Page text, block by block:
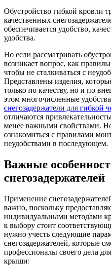
Обустройство гибкой кровли
качественных
обеспечивается удобство,
удобства.
Но если рассматривать
возникает вопрос, как
чтобы не сталкиваться с
Представлены изделия,
только по качеству, но и по
этом многочисленные
снегозадержатели для гибкой
отличаются
менее важными свойствами.
ознакомиться с правилами
неудобствами в последующем.
Важные
снегозадержателей
Применение
важно, поскольку
индивидуальными методами
к выбору стоит
нужно учесть следующие
снегозадержателей, которые
профессионалы своего дела
крыши: